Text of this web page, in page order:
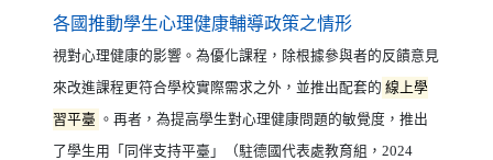
各國推動學生心理健康輔導政策之情形（另開新視窗）
視對心理健康的影響。為優化課程，除根據參與者的反饋意見
來改進課程更符合學校實際需求之外，並推出配套的 線上學
習平臺 。再者，為提高學生對心理健康問題的敏覺度，推出
了學生用「同伴支持平臺」（駐德國代表處教育組，2024